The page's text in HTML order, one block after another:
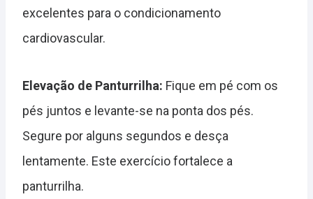
excelentes para o condicionamento
cardiovascular.
Elevação de Panturrilha: Fique em pé com os
pés juntos e levante-se na ponta dos pés.
Segure por alguns segundos e desça
lentamente. Este exercício fortalece a
panturrilha.